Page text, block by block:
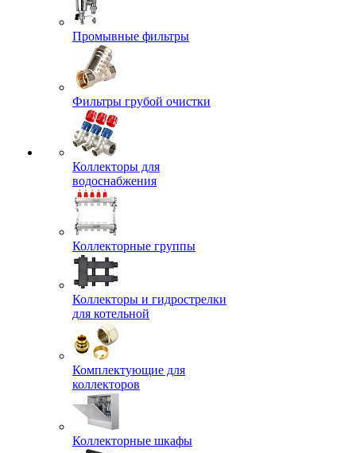
Промывные фильтры
Фильтры грубой очистки
Коллекторы для
водоснабжения
Коллекторные группы
Коллекторы и гидрострелки
для котельной
Комплектующие для
коллекторов
Коллекторные шкафы